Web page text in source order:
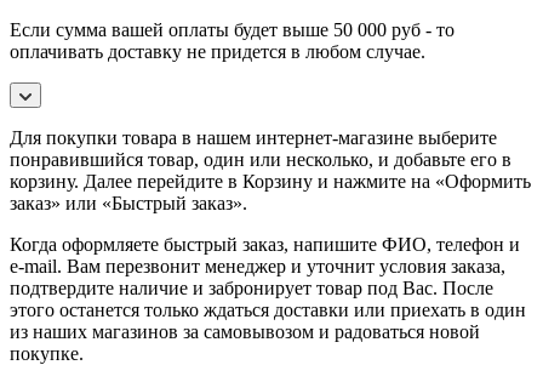
Если сумма вашей оплаты будет выше 50 000 руб - то
оплачивать доставку не придется в любом случае.
Для покупки товара в нашем интернет-магазине выберите
понравившийся товар, один или несколько, и добавьте его в
корзину. Далее перейдите в Корзину и нажмите на «Оформить
заказ» или «Быстрый заказ».
Когда оформляете быстрый заказ, напишите ФИО, телефон и
e-mail. Вам перезвонит менеджер и уточнит условия заказа,
подтвердите наличие и забронирует товар под Вас. После
этого останется только ждаться доставки или приехать в один
из наших магазинов за самовывозом и радоваться новой
покупке.